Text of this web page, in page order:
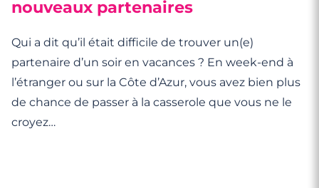
nouveaux partenaires
Qui a dit qu’il était difficile de trouver un(e)
partenaire d’un soir en vacances ? En week-end à
l’étranger ou sur la Côte d’Azur, vous avez bien plus
de chance de passer à la casserole que vous ne le
croyez…